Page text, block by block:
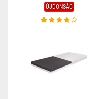
ÚJDONSÁG